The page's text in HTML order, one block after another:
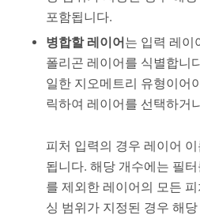
포함됩니다.
병합할 레이어 는 입력 레이
폴리곤 레이어를 식별합니
일한 지오메트리 유형이어
릭하여 레이어를 선택하거
피처 입력의 경우 레이어
됩니다. 해당 개수에는 필
를 제외한 레이어의 모든
싱 범위가 지정된 경우 해